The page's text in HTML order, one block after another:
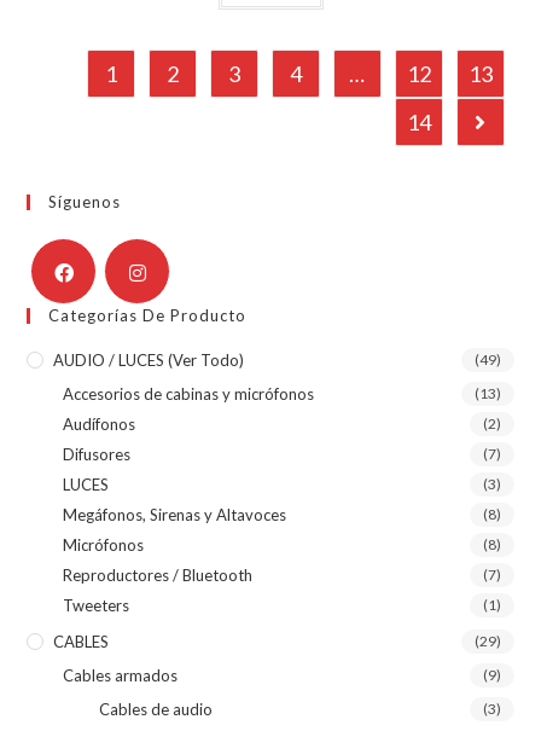
1 2 3 4 … 12
13
14
Síguenos
Categorías De Producto
AUDIO / LUCES (ver Todo) (49)
Accesorios de cabinas y micrófonos (13)
Audífonos (2)
Difusores (7)
LUCES (3)
Megáfonos, Sirenas y Altavoces (8)
Micrófonos (8)
Reproductores / Bluetooth (7)
Tweeters (1)
CABLES (29)
Cables armados (9)
Cables de audio (3)